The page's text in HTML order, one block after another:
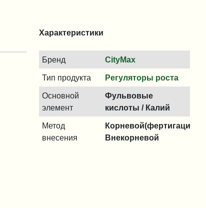
Характеристики
Бренд CityMax
Тип продукта Регуляторы роста
Основной
элемент
Фульвовые
кислоты / Калий
Метод
внесения
Корневой(фертигация)/
Внекорневой